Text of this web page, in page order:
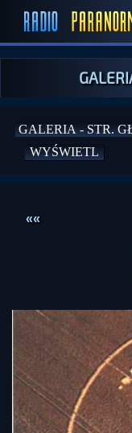
««